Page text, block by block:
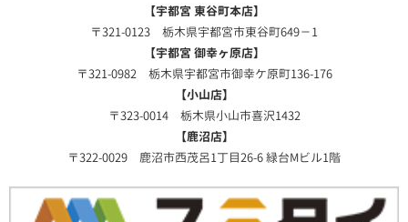
【宇都宮 東谷町本店】
〒321-0123 栃木県宇都宮市東谷町649－1
【宇都宮 御幸ヶ原店】
〒321-0982 栃木県宇都宮市御幸ケ原町136-176
【小山店】
〒323-0014 栃木県小山市喜沢1432
【鹿沼店】
〒322-0029 鹿沼市西茂呂1丁目26-6 緑台Mビル1階